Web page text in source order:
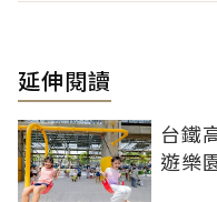
延伸閱讀
台鐵
遊樂